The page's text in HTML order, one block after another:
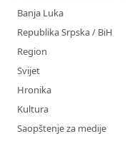
Banja Luka
Republika Srpska / BiH
Region
Svijet
Hronika
Kultura
Saopštenje za medije